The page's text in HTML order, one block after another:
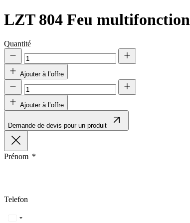
LZT 804 Feu multifonction
Quantité
Ajouter à l’offre
Ajouter à l’offre
Demande de devis pour un produit
Prénom
Telefon